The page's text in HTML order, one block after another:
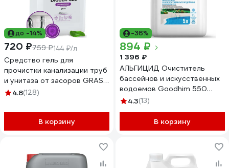
до -14%
720 ₽759 ₽144 ₽/л
Средство гель для
прочистки канализации труб
и унитаза от засоров GRASS
DIGGER GEL 5кг 125206
4.8(128)
В корзину
-36%
894 ₽
1 396 ₽
АЛЬГИЦИД Очиститель
бассейнов и искусственных
водоемов Goodhim 550
ЭКО (ECO) 5л, 50095
4.3(13)
В корзину